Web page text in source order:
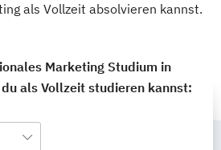
als Vollzeit absolvieren kannst.
Marketing Studium in
als Vollzeit studieren kannst: